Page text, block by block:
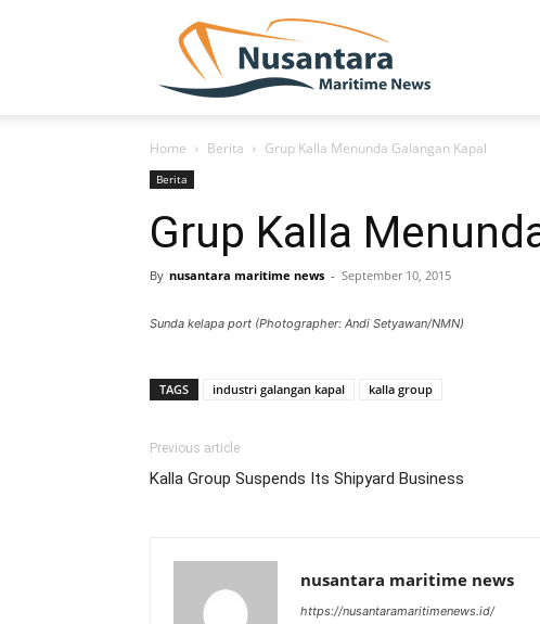
Home Berita Grup Kalla Menunda Galangan Kapal
Berita
Grup Kalla
By nusantara maritime news - September 10, 2015
Sunda kelapa port (Photographer: Andi Setyawan/NMN)
TAGS industri galangan kapal kalla group
Previous article
Kalla Group Suspends Its Shipyard Business
nusantara maritime news
https://nusantaramaritimenews.id/